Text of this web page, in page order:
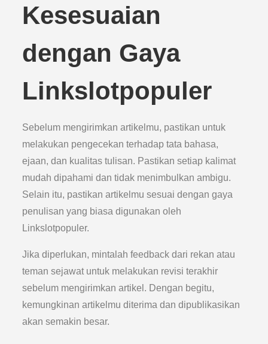
Kesesuaian
dengan Gaya
Linkslotpopuler
Sebelum mengirimkan artikelmu, pastikan untuk
melakukan pengecekan terhadap tata bahasa,
ejaan, dan kualitas tulisan. Pastikan setiap kalimat
mudah dipahami dan tidak menimbulkan ambigu.
Selain itu, pastikan artikelmu sesuai dengan gaya
penulisan yang biasa digunakan oleh
Linkslotpopuler.
Jika diperlukan, mintalah feedback dari rekan atau
teman sejawat untuk melakukan revisi terakhir
sebelum mengirimkan artikel. Dengan begitu,
kemungkinan artikelmu diterima dan dipublikasikan
akan semakin besar.